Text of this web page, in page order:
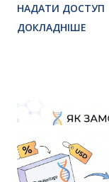
перші впевнені
родині
вам визначити
ключ до
скористайтесь: 🗺
НАДАТИ ДОСТУП
ДОКЛАДНІШЕ